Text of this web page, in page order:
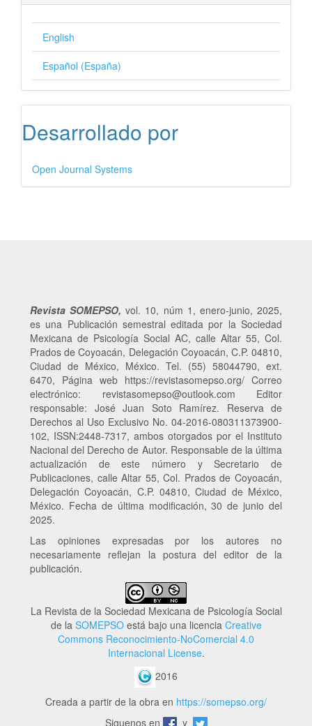
English
Español (España)
Desarrollado por
Open Journal Systems
Revista SOMEPSO, vol. 10, núm 1, enero-junio, 2025,
es una Publicación semestral editada por la Sociedad
Mexicana de Psicología Social AC, calle Altar 55, Col.
Prados de Coyoacán, Delegación Coyoacán, C.P. 04810,
Ciudad de México, México. Tel. (55) 58044790, ext.
6470, Página web https://revistasomepso.org/ Correo
electrónico: revistasomepso@outlook.com Editor
responsable: José Juan Soto Ramírez. Reserva de
Derechos al Uso Exclusivo No. 04-2016-080311373900-
102, ISSN:2448-7317, ambos otorgados por el Instituto
Nacional del Derecho de Autor. Responsable de la última
actualización de este número y Secretario de
Publicaciones, calle Altar 55, Col. Prados de Coyoacán,
Delegación Coyoacán, C.P. 04810, Ciudad de México,
México. Fecha de última modificación, 30 de junio del
2025.
Las opiniones expresadas por los autores no
necesariamente reflejan la postura del editor de la
publicación.
La Revista de la Sociedad Mexicana de Psicología Social
de la SOMEPSOestá bajo una licencia Creative
Commons Reconocimiento-NoComercial 4.0
Internacional License.
2016
Creada a partir de la obra en https://somepso.org/
Siguenos en
y